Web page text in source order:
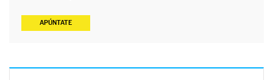
APÚNTATE